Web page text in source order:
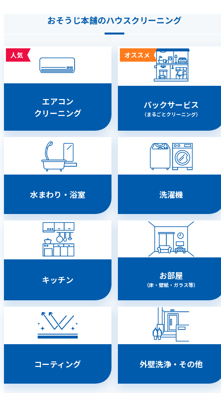
おそうじ本舗のハウスクリーニング
人気
エアコン
クリーニング
オススメ
パックサービス
（まるごとクリーニング）
水まわり・浴室 洗濯機
キッチン お部屋
（床・壁紙・ガラス等）
コーティング 外壁洗浄・その他